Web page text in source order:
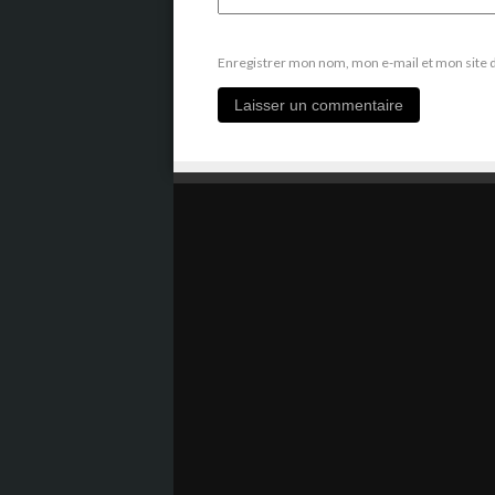
Enregistrer mon nom, mon e-mail et mon site